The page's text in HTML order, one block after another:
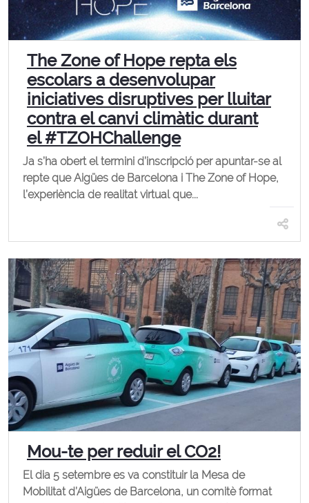
The Zone of Hope repta els
escolars a desenvolupar
iniciatives disruptives per lluitar
contra el canvi climàtic durant
el #TZOHChallenge
Ja s’ha obert el termini d’inscripció per apuntar-se al
repte que Aigües de Barcelona i The Zone of Hope,
l’experiència de realitat virtual que...
Mou-te per reduir el CO2!
El dia 5 setembre es va constituir la Mesa de
Mobilitat d’Aigües de Barcelona, un comitè format